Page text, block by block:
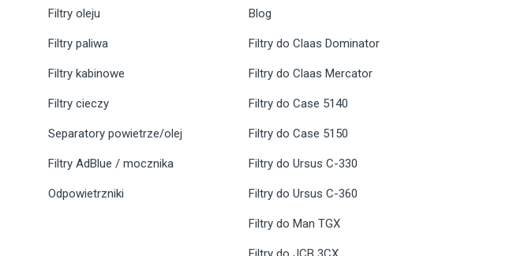
Filtry oleju
Filtry paliwa
Filtry kabinowe
Filtry cieczy
Separatory powietrze/olej
Filtry AdBlue / mocznika
Odpowietrzniki
Blog
Filtry do Claas Dominator
Filtry do Claas Mercator
Filtry do Case 5140
Filtry do Case 5150
Filtry do Ursus C-330
Filtry do Ursus C-360
Filtry do Man TGX